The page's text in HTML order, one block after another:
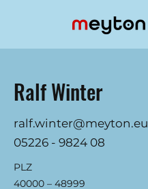
Ralf Winter
ralf.winter@meyton.eu
05226 - 9824 08
PLZ
40000 – 48999